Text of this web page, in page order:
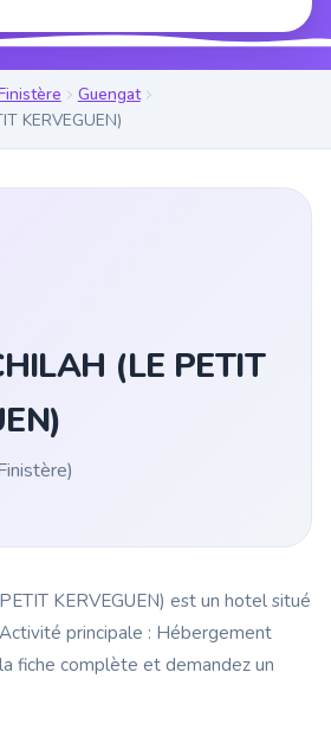
Guengat
KERVEGUEN)
(LE PETIT
KERVEGUEN) est un hotel situé
principale : Hébergement
fiche complète et demandez un